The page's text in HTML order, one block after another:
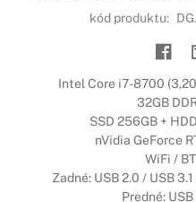
kód produktu:
Intel Core i7-8700
32GB
SSD 256GB +
nVidia GeForce
WiFi /
Zadné: USB 2.0 / USB
Predné: USB